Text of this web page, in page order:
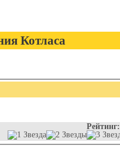
Котласа
Рейтинг: